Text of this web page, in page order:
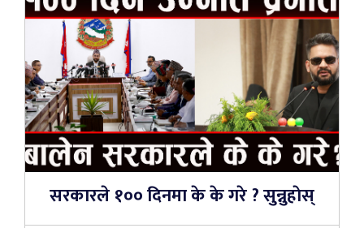
सरकारले १०० दिनमा के के गरे ? सुन्नुहाेस्